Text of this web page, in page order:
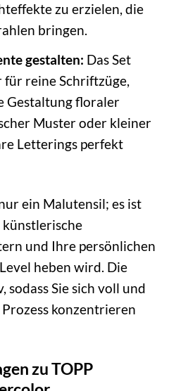
zu erzielen, die
bringen.
gestalten: Das Set
reine Schriftzüge,
Gestaltung floraler
Muster oder kleiner
Letterings perfekt
ein Malutensil; es ist
künstlerische
und Ihre persönlichen
heben wird. Die
Sie sich voll und
konzentrieren
zu TOPP